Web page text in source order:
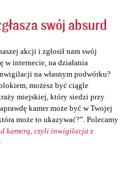
swój absurd
akcji i zgłosił nam swój
w internecie, na działania
na własnym podwórku?
możesz być ciągle
miejskiej, który siedzi przy
kamer może być w Twojej
może to ukazywać?”. Polecamy
kamerą, czyli inwigilacja z